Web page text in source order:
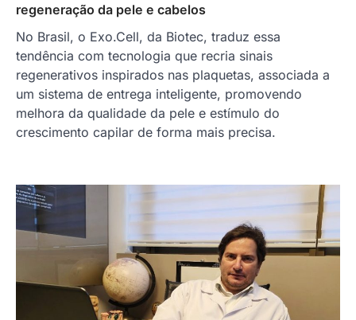
regeneração da pele e cabelos
No Brasil, o Exo.Cell, da Biotec, traduz essa
tendência com tecnologia que recria sinais
regenerativos inspirados nas plaquetas, associada a
um sistema de entrega inteligente, promovendo
melhora da qualidade da pele e estímulo do
crescimento capilar de forma mais precisa.